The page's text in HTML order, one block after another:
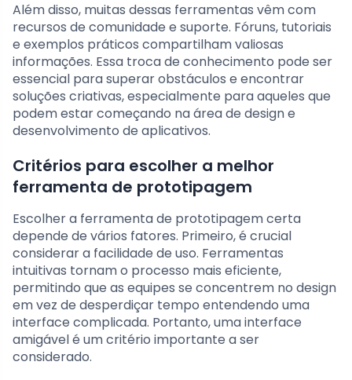
Além disso, muitas dessas ferramentas vêm com
recursos de comunidade e suporte. Fóruns, tutoriais
e exemplos práticos compartilham valiosas
informações. Essa troca de conhecimento pode ser
essencial para superar obstáculos e encontrar
soluções criativas, especialmente para aqueles que
podem estar começando na área de design e
desenvolvimento de aplicativos.
Critérios para escolher a melhor
ferramenta de prototipagem
Escolher a ferramenta de prototipagem certa
depende de vários fatores. Primeiro, é crucial
considerar a facilidade de uso. Ferramentas
intuitivas tornam o processo mais eficiente,
permitindo que as equipes se concentrem no design
em vez de desperdiçar tempo entendendo uma
interface complicada. Portanto, uma interface
amigável é um critério importante a ser
considerado.